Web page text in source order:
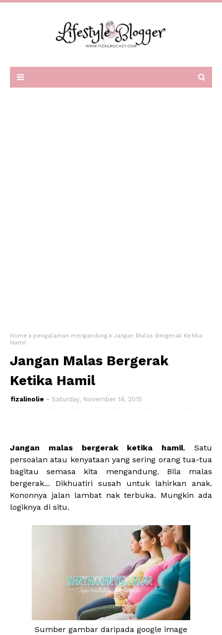
Home pengalaman mengandung
Jangan Malas Bergerak Ketika
Hamil
Jangan Malas Bergerak
Ketika Hamil
fizalinolie Saturday, November 14, 2015
Jangan malas bergerak ketika hamil. Satu
persoalan atau kenyataan yang sering orang tua-tua
bagitau semasa kita mengandung. Bila malas
bergerak... Dikhuatiri susah untuk lahirkan anak.
Kononnya jalan lambat nak terbuka. Mungkin ada
logiknya di situ.
Sumber gambar daripada google image